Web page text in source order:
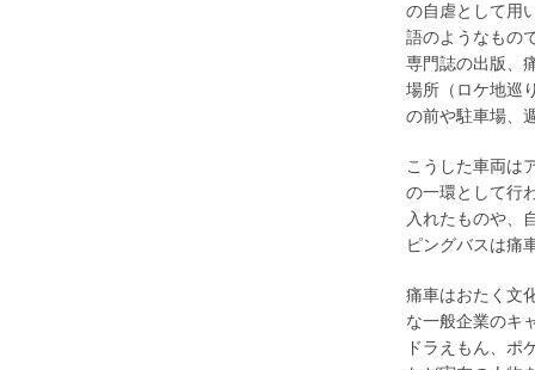
の自虐として用
語のようなもの
専門誌の出版、
場所（ロケ地巡
の前や駐車場、
こうした車両は
の一環として行
入れたものや、
ピングバスは痛
痛車はおたく文
な一般企業のキ
ドラえもん、ポ